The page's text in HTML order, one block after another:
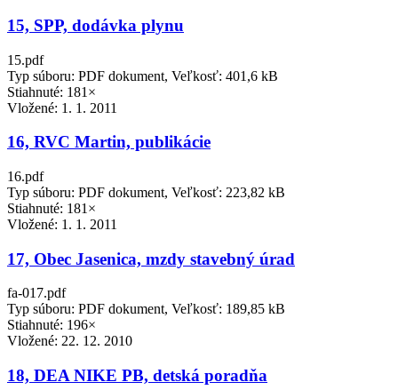
15, SPP, dodávka plynu
15.pdf
Typ súboru: PDF dokument, Veľkosť: 401,6 kB
Stiahnuté: 181×
Vložené: 1. 1. 2011
16, RVC Martin, publikácie
16.pdf
Typ súboru: PDF dokument, Veľkosť: 223,82 kB
Stiahnuté: 181×
Vložené: 1. 1. 2011
17, Obec Jasenica, mzdy stavebný úrad
fa-017.pdf
Typ súboru: PDF dokument, Veľkosť: 189,85 kB
Stiahnuté: 196×
Vložené: 22. 12. 2010
18, DEA NIKE PB, detská poradňa